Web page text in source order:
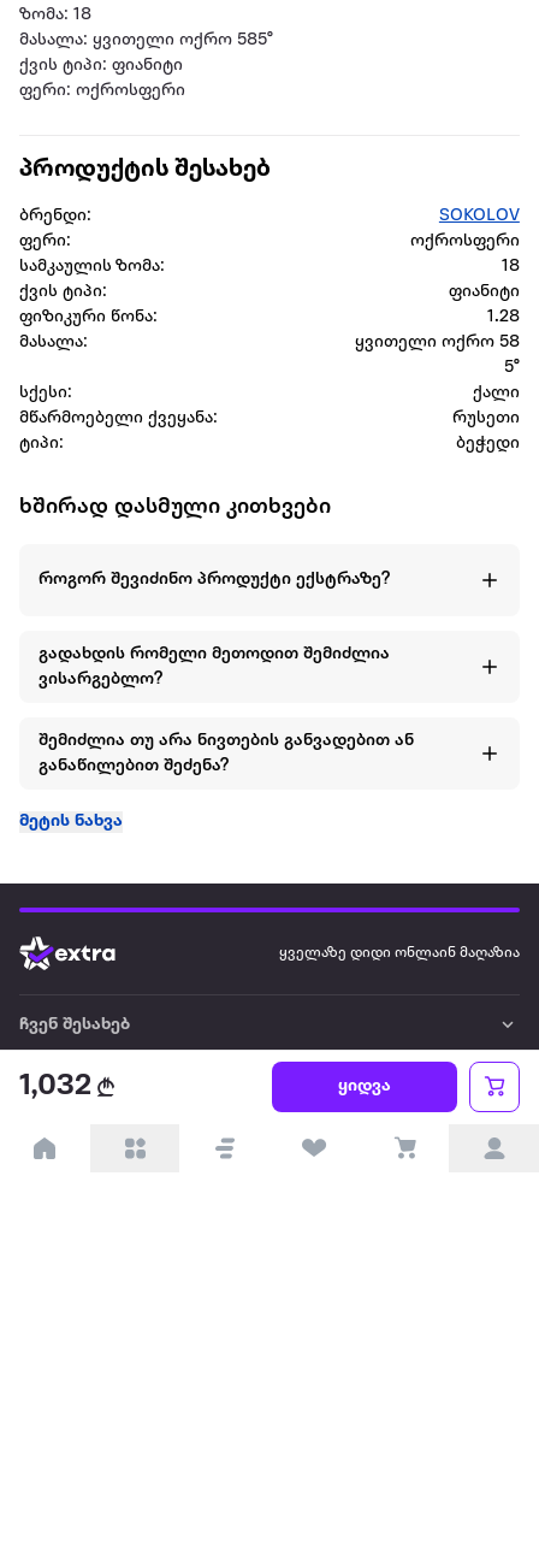
ზომა: 18
მასალა: ყვითელი ოქრო 585°
ქვის ტიპი: ფიანიტი
ფერი: ოქროსფერი
1,032 ყიდვა
პროდუქტის შესახებ
ბრენდი:
SOKOLOV
ფერი:
ოქროსფერი
სამკაულის ზომა:
18
ქვის ტიპი:
ფიანიტი
ფიზიკური წონა:
1.28
მასალა:
ყვითელი ოქრო 58
5°
სქესი:
ქალი
მწარმოებელი ქვეყანა:
რუსეთი
ტიპი:
ბეჭედი
ხშირად დასმული კითხვები
როგორ შევიძინო პროდუქტი ექსტრაზე?
გადახდის რომელი მეთოდით შემიძლია
ვისარგებლო?
შემიძლია თუ არა ნივთების განვადებით ან
განაწილებით შეძენა?
მეტის ნახვა
ყველაზე დიდი ონლაინ მაღაზია
ჩვენ შესახებ
წესები და პირობები
პარტნიორებისთვის